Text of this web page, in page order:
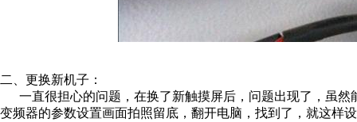
二、更换新机子：
一直很担心的问题，在换了新触摸屏后，问题出现了，虽然
变频器的参数设置画面拍照留底，翻开电脑，找到了，就这样